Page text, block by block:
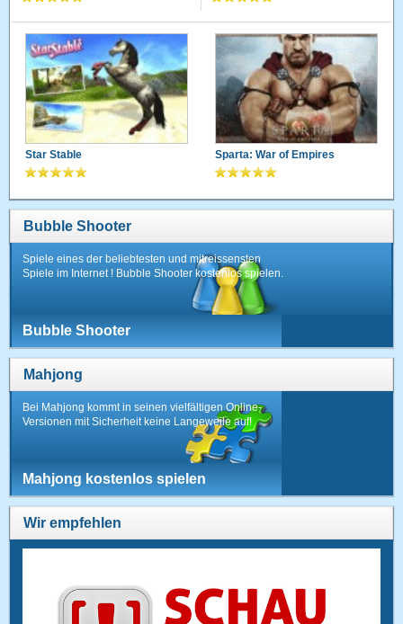
Star Stable Sparta: War of Empires
Bubble Shooter
Spiele eines der beliebtesten und mitreissensten
Spiele im Internet ! Bubble Shooter kostenlos spielen.
Bubble Shooter
Mahjong
Bei Mahjong kommt in seinen vielfältigen Online-
Versionen mit Sicherheit keine Langeweile auf!
Mahjong kostenlos spielen
Wir empfehlen